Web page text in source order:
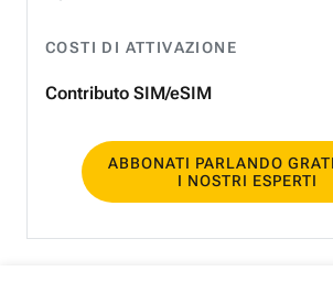
COSTI DI ATTIVAZIONE
Contributo SIM/eSIM
ABBONATI PARLANDO
I NOSTRI ESPERTI